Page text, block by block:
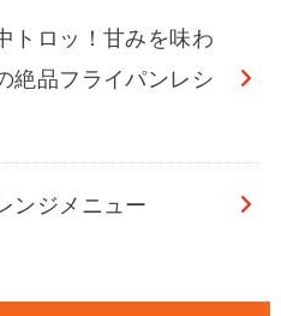
トロッ！甘みを味わ
絶品フライパンレシ
ンジメニュー